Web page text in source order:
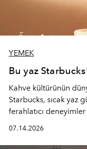
YEMEK
Bu yaz
Kahve kültürünün
Starbucks, sıcak yaz
ferahlatıcı
yepyeni Cloud
07.14.2026